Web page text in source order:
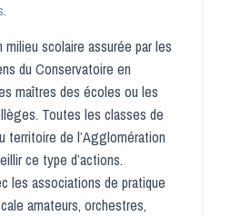
scolaire assurée par les
du Conservatoire en
maîtres des écoles ou les
Toutes les classes de
territoire de l’Agglomération
ce type d’actions.
les associations de pratique
amateurs, orchestres,